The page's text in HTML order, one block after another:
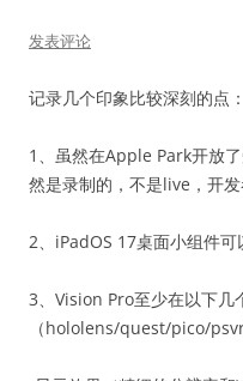
发表评论
记录几个印象比较深刻的点：
1、虽然在Apple Park开放
然是录制的，不是live，开
2、iPadOS 17桌面小组件
3、Vision Pro至少在以下几
（hololens/quest/pico/psvr